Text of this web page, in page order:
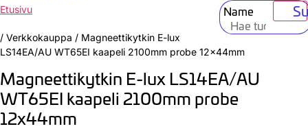
Name
Etusivu
/ Verkkokauppa / Magneettikytkin E-lux
LS14EA/AU WT65EI kaapeli 2100mm probe 12x44mm
Magneettikytkin E-lux LS14EA/AU
WT65EI kaapeli 2100mm probe
12x44mm